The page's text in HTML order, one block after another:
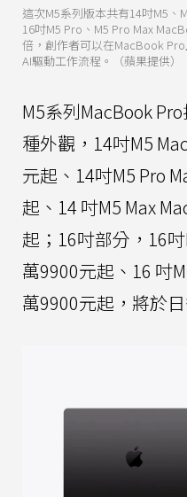
這次M5系列版本共有14吋M5、
16吋M5 Pro、M5 Pro Max
倍，創作者可以在MacBook
AI驅動工作流程。（蘋果提供）
M5系列MacBook
種外觀，14吋M5
元起、14吋M5 Pro
起、14 吋M5 Max
起；16吋部分，16
萬9900元起、16 吋
萬9900元起，將於